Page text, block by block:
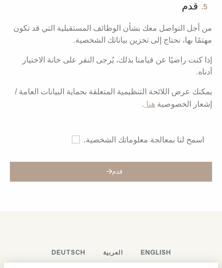
5. قدم
من أجل التواصل معك بشأن الوظائف المستقبلية التي قد تكون
مهتمًا بها، نحتاج إلى تخزين بياناتك الشخصية.
إذا كنت راضيًا عن قيامنا بذلك، يُرجى النقر على خانة الاختيار
أدناه.
يمكنك عرض اللائحة التنظيمية المتعلقة بحماية البيانات العامة /
إشعار الخصوصية هنا .
اسمح لنا بمعالجة معلوماتك الشخصية.
قدم
ENGLISH العربية DEUTSCH